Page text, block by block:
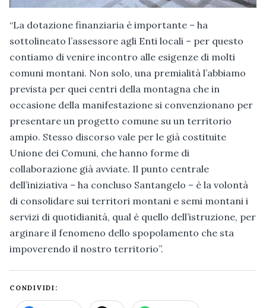
“La dotazione finanziaria è importante – ha
sottolineato l’assessore agli Enti locali – per questo
contiamo di venire incontro alle esigenze di molti
comuni montani. Non solo, una premialità l’abbiamo
prevista per quei centri della montagna che in
occasione della manifestazione si convenzionano per
presentare un progetto comune su un territorio
ampio. Stesso discorso vale per le già costituite
Unione dei Comuni, che hanno forme di
collaborazione già avviate. Il punto centrale
dell’iniziativa – ha concluso Santangelo – è la volontà
di consolidare sui territori montani e semi montani i
servizi di quotidianità, qual è quello dell’istruzione, per
arginare il fenomeno dello spopolamento che sta
impoverendo il nostro territorio”.
CONDIVIDI: